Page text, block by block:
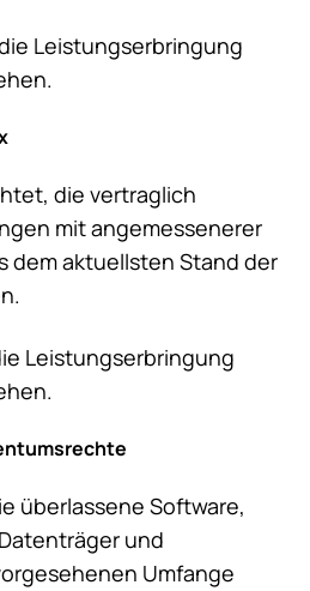
Leistungserbringung
die vertraglich
mit angemessenerer
dem aktuellsten Stand der
Leistungserbringung
überlassene Software,
und
Umfange